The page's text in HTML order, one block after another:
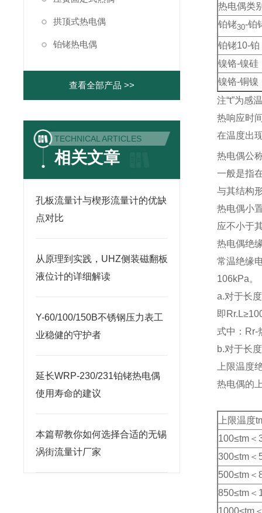
拱顶式热电偶
铂铑热电偶
查看全部产品 >>
TECHNICAL ARTICLES
相关文章
孔板流量计与楔形流量计的优缺
点对比
从原理到实践，UHZ侧装磁翻板
液位计的详细解读
Y-60/100/150B不锈钢压力表工
业稳健的守护者
延长WRP-230/231铂铑热电偶
使用寿命的建议
本篇帮教你如何选择合适的无锡
涡街流量计厂家
热电偶类
铂铑30-铂
铂铑10-铂
镍铬-镍硅
镍铬-铜镍
注“t”为感
热响应时
在温度出
热电偶
一般是指
与其结构
热电偶
应不小于
热电偶
常温绝缘
106kPa。
a.对于长
即
式中：Rr-
b.对于长
上限温
热电偶的
上限温度
100≤tm＜
300≤tm＜
500≤tm＜
850≤tm＜